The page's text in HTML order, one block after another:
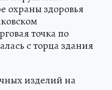
охраны здоровья
точка по
с торца здания
изделий на